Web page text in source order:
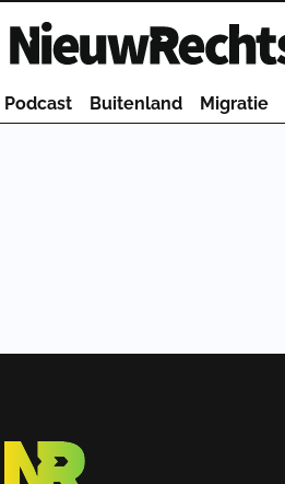
Homepage van NieuwRechts
Podcast Buitenland Migratie